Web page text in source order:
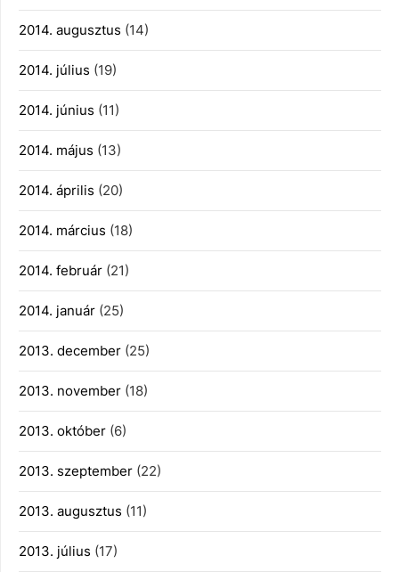
2014. augusztus (14)
2014. július (19)
2014. június (11)
2014. május (13)
2014. április (20)
2014. március (18)
2014. február (21)
2014. január (25)
2013. december (25)
2013. november (18)
2013. október (6)
2013. szeptember (22)
2013. augusztus (11)
2013. július (17)